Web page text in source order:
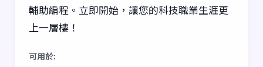
輔助編程。立即開始，讓您的科技職業生涯更
上一層樓！
可用於: